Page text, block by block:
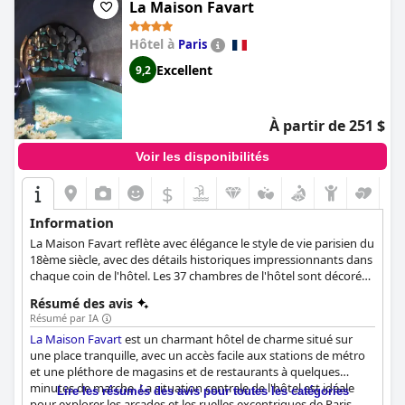
La Maison Favart
Hôtel à Paris
9,2 Excellent
À partir de 251 $
Voir les disponibilités
$
Information
La Maison Favart reflète avec élégance le style de vie parisien du
18ème siècle, avec des détails historiques impressionnants dans
chaque coin de l'hôtel. Les 37 chambres de l'hôtel sont décorées
équipements modernes dont les clients peuvent avoir besoin.
Résumé des avis
Résumé par IA
La Maison Favartest un charmant hôtel de charme situé sur
une place tranquille, avec un accès facile aux stations de métro
et une pléthore de magasins et de restaurants à quelques
minutes de marche. La situation centrale de l'hôtel est idéale
Lire les résumés des avis pour toutes les catégories